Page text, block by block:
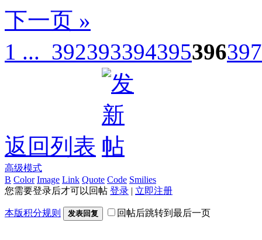
下一页 »
1 ... 392393394395396397
返回列表
高级模式
B Color Image Link Quote Code Smilies
您需要登录后才可以回帖 登录 | 立即注册
本版积分规则 发表回复 回帖后跳转到最后一页